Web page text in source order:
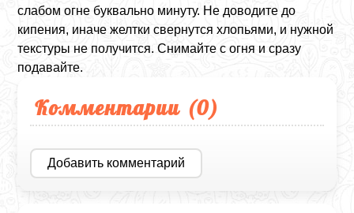
слабом огне буквально минуту. Не доводите до
кипения, иначе желтки свернутся хлопьями, и нужной
текстуры не получится. Снимайте с огня и сразу
подавайте.
Комментарии (0)
Добавить комментарий